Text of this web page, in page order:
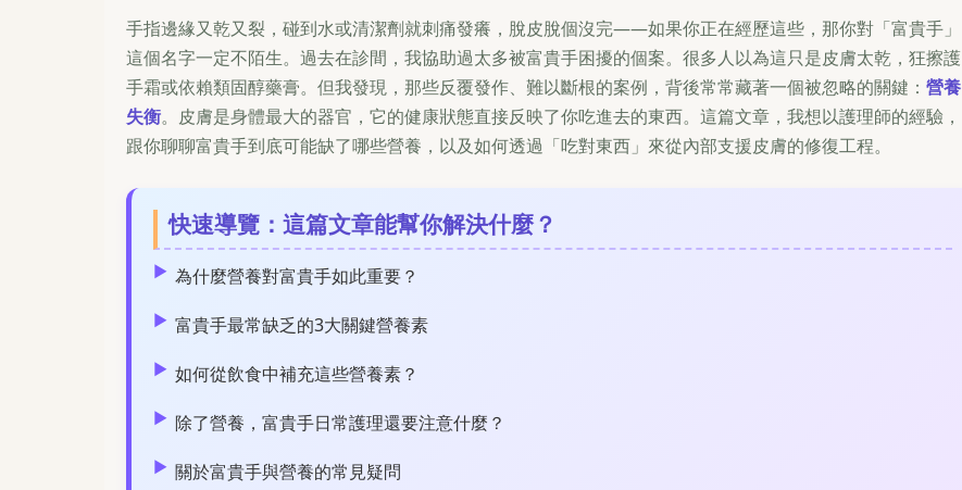
手指邊緣又乾又裂，碰到水或清潔劑就刺痛發癢，脫皮脫個沒完——如果你正在經歷這些，那你對「富貴手」
這個名字一定不陌生。過去在診間，我協助過太多被富貴手困擾的個案。很多人以為這只是皮膚太乾，狂擦護
手霜或依賴類固醇藥膏。但我發現，那些反覆發作、難以斷根的案例，背後常常藏著一個被忽略的關鍵： 營養
失衡。皮膚是身體最大的器官，它的健康狀態直接反映了你吃進去的東西。這篇文章，我想以護理師的經驗，
跟你聊聊富貴手到底可能缺了哪些營養，以及如何透過「吃對東西」來從內部支援皮膚的修復工程。
快速導覽：這篇文章能幫你解決什麼？
為什麼營養對富貴手如此重要？
富貴手最常缺乏的3大關鍵營養素
如何從飲食中補充這些營養素？
除了營養，富貴手日常護理還要注意什麼？
關於富貴手與營養的常見疑問